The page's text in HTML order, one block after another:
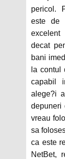
pericol.
este de
decat
bani
la contul
capabil
alege?i
depuneri
vreau
sa
ca este
NetBet,